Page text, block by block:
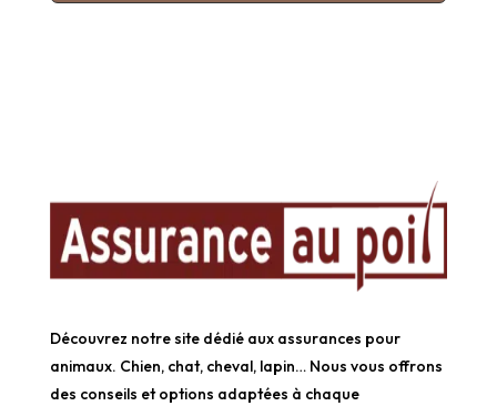
Découvrez notre site dédié aux assurances pour
animaux. Chien, chat, cheval, lapin… Nous vous offrons
des conseils et options adaptées à chaque